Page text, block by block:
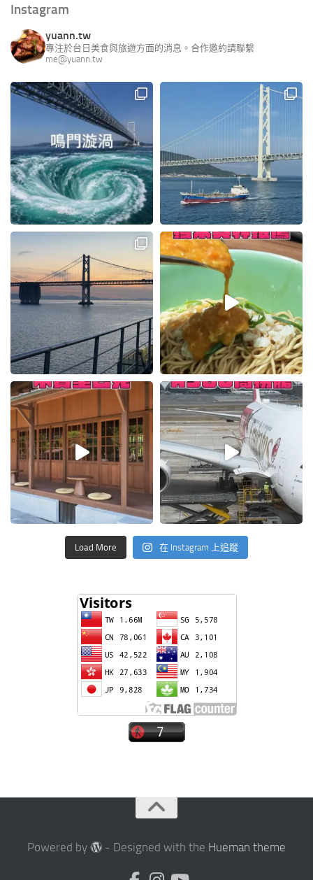
Instagram
yuann.tw
專注於台日美食與旅遊方面的消息。合作邀約請聯繫
me@yuann.tw
Load More 在 Instagram 上追蹤
Powered by - Designed with the Hueman theme